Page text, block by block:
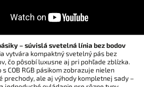
pásiky – súvislá svetelná línia bez bodov
vytvára kompaktný svetelný pás bez
čo pôsobí luxusne aj pri pohľade zblízka.
s COB RGB pásikom zobrazuje nielen
prechody, ale aj výhody kompletnej sady –